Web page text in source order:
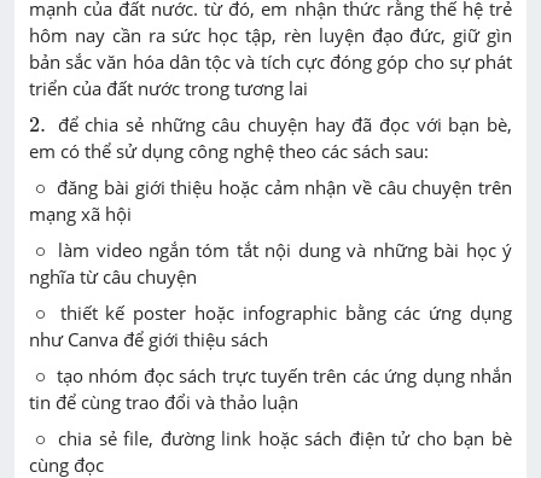
mạnh của đất nước. từ đó, em nhận thức rằng thế hệ trẻ
hôm nay cần ra sức học tập, rèn luyện đạo đức, giữ gìn
bản sắc văn hóa dân tộc và tích cực đóng góp cho sự phát
triển của đất nước trong tương lai
2.
2
để chia sẻ những câu chuyện hay đã đọc với bạn bè,
em có thể sử dụng công nghệ theo các sách sau:
∘
∘
đăng bài giới thiệu hoặc cảm nhận về câu chuyện trên
mạng xã hội
∘
∘
làm video ngắn tóm tắt nội dung và những bài học ý
nghĩa từ câu chuyện
∘
∘
thiết kế poster hoặc infographic bằng các ứng dụng
như Canva để giới thiệu sách
∘
∘ tạo nhóm đọc sách trực tuyến trên các ứng dụng nhắn
tin để cùng trao đổi và thảo luận
∘
∘
chia sẻ file, đường link hoặc sách điện tử cho bạn bè
cùng đọc